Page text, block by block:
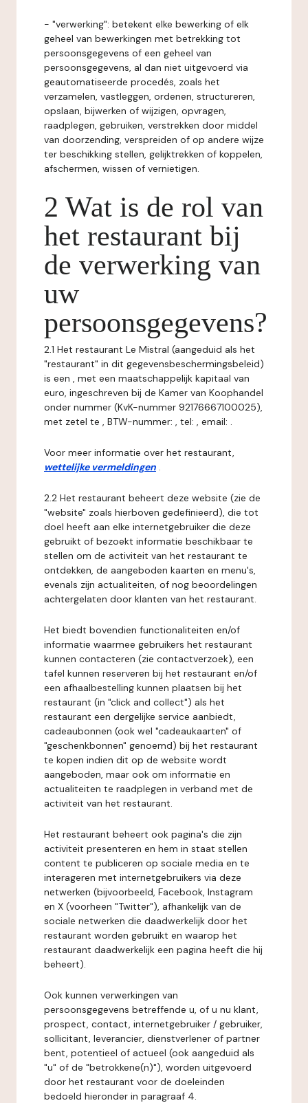
- "verwerking": betekent elke bewerking of elk
geheel van bewerkingen met betrekking tot
persoonsgegevens of een geheel van
persoonsgegevens, al dan niet uitgevoerd via
geautomatiseerde procedés, zoals het
verzamelen, vastleggen, ordenen, structureren,
opslaan, bijwerken of wijzigen, opvragen,
raadplegen, gebruiken, verstrekken door middel
van doorzending, verspreiden of op andere wijze
ter beschikking stellen, gelijktrekken of koppelen,
afschermen, wissen of vernietigen.
2 Wat is de rol van
het restaurant bij
de verwerking van
uw
persoonsgegevens?
2.1 Het restaurant Le Mistral (aangeduid als het
"restaurant" in dit gegevensbeschermingsbeleid)
is een , met een maatschappelijk kapitaal van
euro, ingeschreven bij de Kamer van Koophandel
onder nummer (KvK-nummer 92176667100025),
met zetel te , BTW-nummer: , tel: , email: .
Voor meer informatie over het restaurant,
wettelijke vermeldingen .
2.2 Het restaurant beheert deze website (zie de
"website" zoals hierboven gedefinieerd), die tot
doel heeft aan elke internetgebruiker die deze
gebruikt of bezoekt informatie beschikbaar te
stellen om de activiteit van het restaurant te
ontdekken, de aangeboden kaarten en menu's,
evenals zijn actualiteiten, of nog beoordelingen
achtergelaten door klanten van het restaurant.
Het biedt bovendien functionaliteiten en/of
informatie waarmee gebruikers het restaurant
kunnen contacteren (zie contactverzoek), een
tafel kunnen reserveren bij het restaurant en/of
een afhaalbestelling kunnen plaatsen bij het
restaurant (in "click and collect") als het
restaurant een dergelijke service aanbiedt,
cadeaubonnen (ook wel "cadeaukaarten" of
"geschenkbonnen" genoemd) bij het restaurant
te kopen indien dit op de website wordt
aangeboden, maar ook om informatie en
actualiteiten te raadplegen in verband met de
activiteit van het restaurant.
Het restaurant beheert ook pagina's die zijn
activiteit presenteren en hem in staat stellen
content te publiceren op sociale media en te
interageren met internetgebruikers via deze
netwerken (bijvoorbeeld, Facebook, Instagram
en X (voorheen "Twitter"), afhankelijk van de
sociale netwerken die daadwerkelijk door het
restaurant worden gebruikt en waarop het
restaurant daadwerkelijk een pagina heeft die hij
beheert).
Ook kunnen verwerkingen van
persoonsgegevens betreffende u, of u nu klant,
prospect, contact, internetgebruiker / gebruiker,
sollicitant, leverancier, dienstverlener of partner
bent, potentieel of actueel (ook aangeduid als
"u" of de "betrokkene(n)"), worden uitgevoerd
door het restaurant voor de doeleinden
bedoeld hieronder in paragraaf 4.